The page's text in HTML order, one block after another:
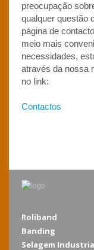
preocupação
qualquer questão
página de
meio mais
necessidades,
através da nossa
no link:
Contactos
Roliband
Banding
Selagem